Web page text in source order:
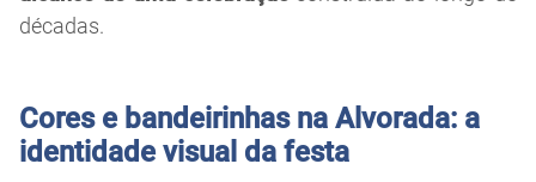
décadas.
Cores e bandeirinhas na Alvorada: a
identidade visual da festa